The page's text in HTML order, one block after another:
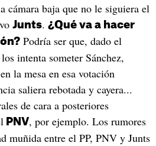
cámara baja que no le siguiera el
Junts. ¿Qué va a hacer
Podría ser que, dado el
intenta someter Sánchez,
la mesa en esa votación
saliera rebotada y cayera...
de cara a posteriores
PNV, por ejemplo. Los rumores
muñida entre el PP, PNV y Junts